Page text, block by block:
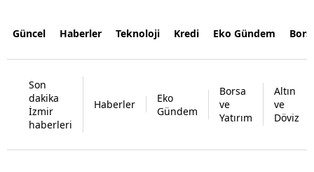
Güncel Haberler Teknoloji Kredi Eko Gündem
Son
dakika
İzmir
haberleri
Haberler
Eko
Gündem
Borsa
ve
Yatırım
Altın
ve
Döviz